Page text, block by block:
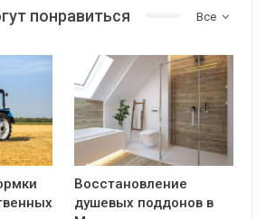
Все
понравиться
Восстановление
душевых поддонов в